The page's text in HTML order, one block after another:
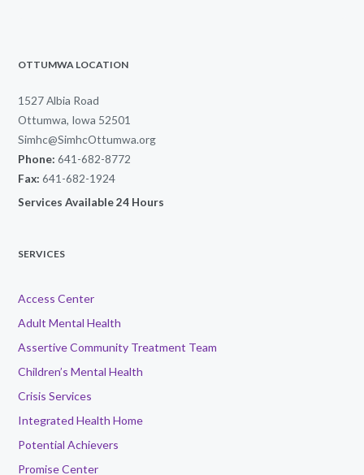
OTTUMWA LOCATION
1527 Albia Road
Ottumwa, Iowa 52501
Simhc@SimhcOttumwa.org
Phone: 641-682-8772
Fax: 641-682-1924
Services Available 24 Hours
SERVICES
Access Center
Adult Mental Health
Assertive Community Treatment Team
Children’s Mental Health
Crisis Services
Integrated Health Home
Potential Achievers
Promise Center